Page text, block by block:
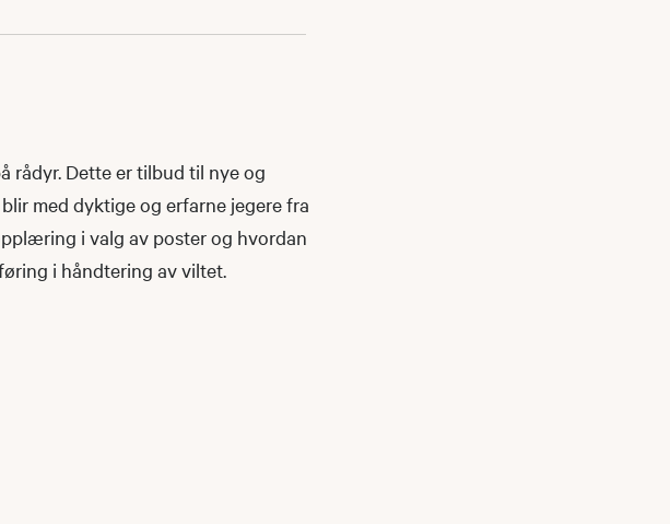
rådyr. Dette er tilbud til nye og
med dyktige og erfarne jegere fra
i valg av poster og hvordan
i håndtering av viltet.